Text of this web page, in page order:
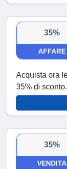
35%
AFFARE
Acquista ora
35% di sconto.
35%
VENDITA